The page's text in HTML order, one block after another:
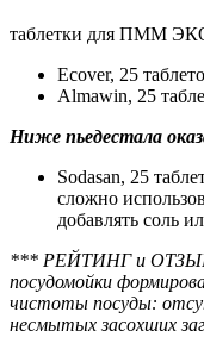
таблетки для ПММ
Ecover, 25
Almawin, 25
Ниже пьедестала
Sodasan, 25
сложно
добавлять соль
*** РЕЙТИНГ и
посудомойки
чистоты посуды:
несмытых засохших